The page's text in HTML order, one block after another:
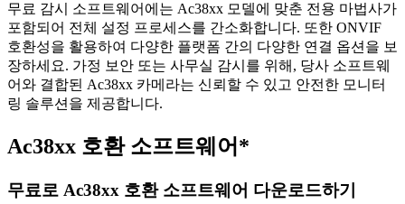
무료 감시 소프트웨어에는 Ac38xx 모델에 맞춘 전용 마법사가
포함되어 전체 설정 프로세스를 간소화합니다. 또한 ONVIF
호환성을 활용하여 다양한 플랫폼 간의 다양한 연결 옵션을 보
장하세요. 가정 보안 또는 사무실 감시를 위해, 당사 소프트웨
어와 결합된 Ac38xx 카메라는 신뢰할 수 있고 안전한 모니터
링 솔루션을 제공합니다.
Ac38xx 호환 소프트웨어*
무료로 Ac38xx 호환 소프트웨어 다운로드하기